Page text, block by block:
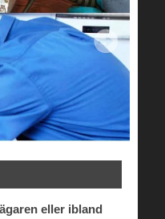
eller ibland